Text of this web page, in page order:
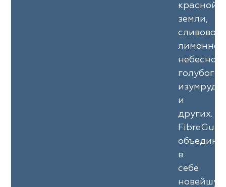
красной
земли,
небесно-
голубого,
и
других.
в
себе
новейшую